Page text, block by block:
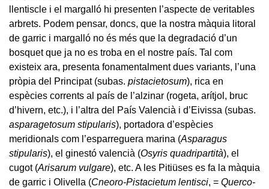
llentiscle i el margalló hi presenten l’aspecte de veritables
arbrets. Podem pensar, doncs, que la nostra màquia litoral
de garric i margalló no és més que la degradació d’un
bosquet que ja no es troba en el nostre país. Tal com
existeix ara, presenta fonamentalment dues variants, l’una
pròpia del Principat (subas. pistacietosum), rica en
espècies corrents al país de l’alzinar (rogeta, arítjol, bruc
d’hivern, etc.), i l’altra del País Valencià i d’Eivissa (subas.
asparagetosum stipularis), portadora d’espècies
meridionals com l’esparreguera marina (Asparagus
stipularis), el ginestó valencià (Osyris quadripartità), el
cugot (Arisarum vulgare), etc. A les Pitiüses es fa la màquia
de garric i Olivella (Cneoro-Pistacietum lentisci, = Querco-